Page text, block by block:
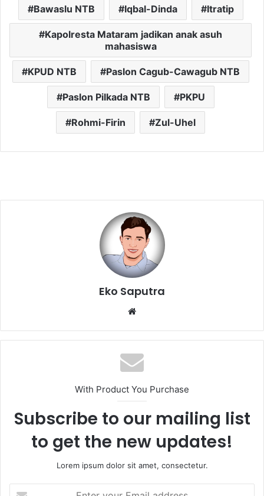
Bawaslu NTB Iqbal-Dinda Itratip
Kapolresta Mataram jadikan anak asuh
mahasiswa
KPUD NTB Paslon Cagub-Cawagub NTB
Paslon Pilkada NTB PKPU
Rohmi-Firin Zul-Uhel
Eko Saputra
With Product You Purchase
Subscribe to our mailing list
to get the new updates!
Lorem ipsum dolor sit amet, consectetur.